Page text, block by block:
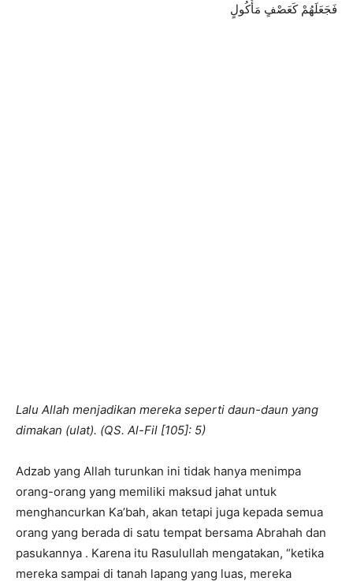
فَجَعَلَهُمْ كَعَصْفٍ مَأْكُولٍ
Lalu Allah menjadikan mereka seperti daun-daun yang
dimakan (ulat). (QS. Al-Fil [105]: 5)
Adzab yang Allah turunkan ini tidak hanya menimpa
orang-orang yang memiliki maksud jahat untuk
menghancurkan Ka’bah, akan tetapi juga kepada semua
orang yang berada di satu tempat bersama Abrahah dan
pasukannya . Karena itu Rasulullah mengatakan, “ketika
mereka sampai di tanah lapang yang luas, mereka